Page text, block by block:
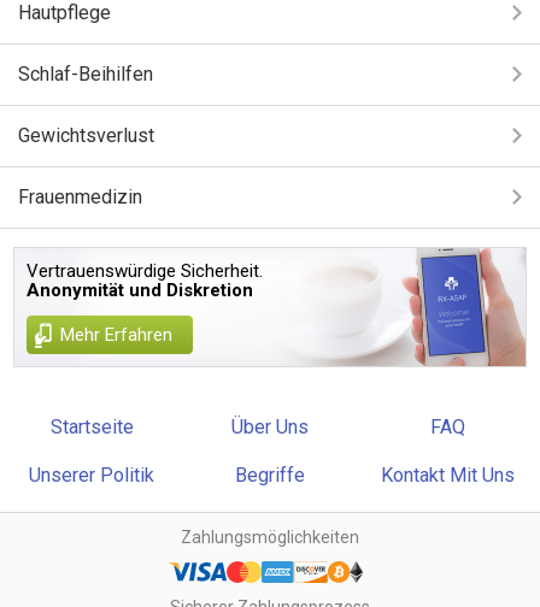
Hautpflege
Schlaf-Beihilfen
Gewichtsverlust
Frauenmedizin
Vertrauenswürdige Sicherheit.
Anonymität und Diskretion
Mehr Erfahren
Startseite Über Uns FAQ
Unserer Politik Begriffe Kontakt Mit Uns
Zahlungsmöglichkeiten